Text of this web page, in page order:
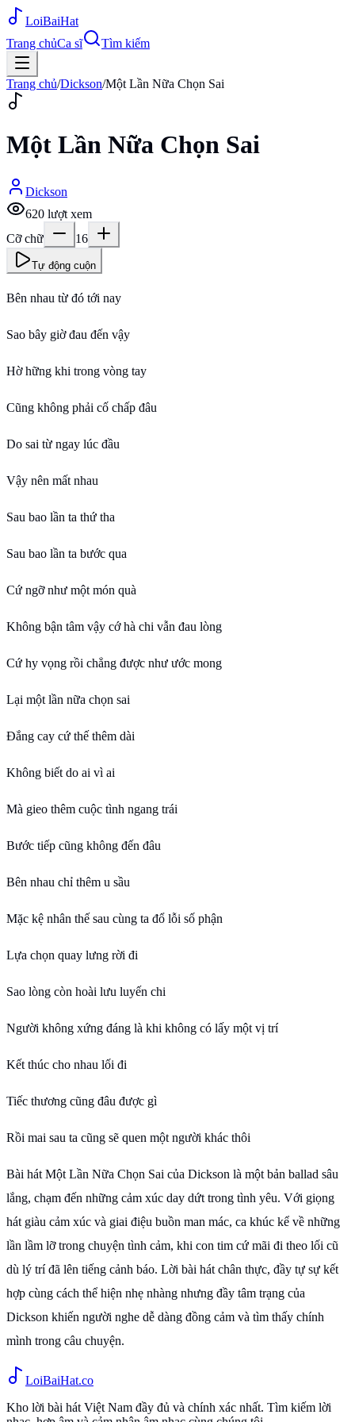
LoiBaiHat
Trang chủCa sĩ Tìm kiếm
Trang chủ/Dickson/Một Lần Nữa Chọn Sai
Một Lần Nữa Chọn Sai
Dickson
620 lượt xem
Cỡ chữ
16
Tự động cuộn
Bên nhau từ đó tới nay
Sao bây giờ đau đến vậy
Hờ hững khi trong vòng tay
Cũng không phải cố chấp đâu
Do sai từ ngay lúc đầu
Vậy nên mất nhau
Sau bao lần ta thứ tha
Sau bao lần ta bước qua
Cứ ngỡ như một món quà
Không bận tâm vậy cớ hà chi vẫn đau lòng
Cứ hy vọng rồi chẳng được như ước mong
Lại một lần nữa chọn sai
Đắng cay cứ thế thêm dài
Không biết do ai vì ai
Mà gieo thêm cuộc tình ngang trái
Bước tiếp cũng không đến đâu
Bên nhau chỉ thêm u sầu
Mặc kệ nhân thế sau cùng ta đổ lỗi số phận
Lựa chọn quay lưng rời đi
Sao lòng còn hoài lưu luyến chi
Người không xứng đáng là khi không có lấy một vị trí
Kết thúc cho nhau lối đi
Tiếc thương cũng đâu được gì
Rồi mai sau ta cũng sẽ quen một người khác thôi
Bài hát Một Lần Nữa Chọn Sai của Dickson là một bản ballad sâu
lắng, chạm đến những cảm xúc day dứt trong tình yêu. Với giọng
hát giàu cảm xúc và giai điệu buồn man mác, ca khúc kể về những
lần lầm lỡ trong chuyện tình cảm, khi con tim cứ mãi đi theo lối cũ
dù lý trí đã lên tiếng cảnh báo. Lời bài hát chân thực, đầy tự sự kết
hợp cùng cách thể hiện nhẹ nhàng nhưng đầy tâm trạng của
Dickson khiến người nghe dễ dàng đồng cảm và tìm thấy chính
mình trong câu chuyện.
LoiBaiHat.co
Kho lời bài hát Việt Nam đầy đủ và chính xác nhất. Tìm kiếm lời